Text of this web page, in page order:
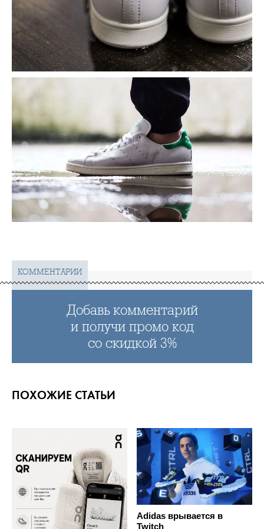
КОММЕНТАРИИ
Добавь комментарий
и получи промо код
со скидкой 3%
ПОХОЖИЕ СТАТЬИ
Adidas врывается в
Twitch